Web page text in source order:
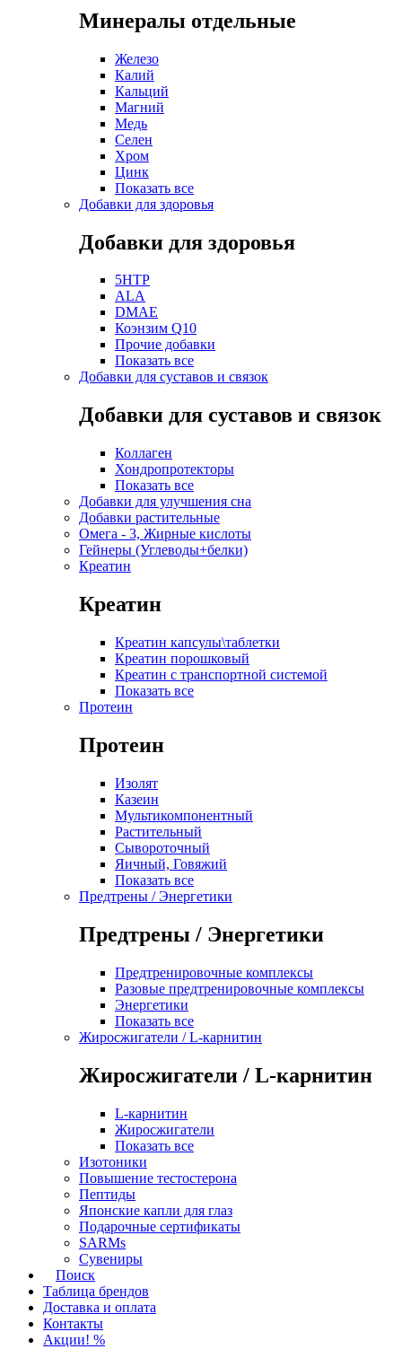
Минералы отдельные
Железо
Калий
Кальций
Магний
Медь
Селен
Хром
Цинк
Показать все
Добавки для здоровья
Добавки для здоровья
5HTP
ALA
DMAE
Коэнзим Q10
Прочие добавки
Показать все
Добавки для суставов и связок
Добавки для суставов и связок
Коллаген
Хондропротекторы
Показать все
Добавки для улучшения сна
Добавки растительные
Омега - 3, Жирные кислоты
Гейнеры (Углеводы+белки)
Креатин
Креатин
Креатин капсулы\таблетки
Креатин порошковый
Креатин с транспортной системой
Показать все
Протеин
Протеин
Изолят
Казеин
Мультикомпонентный
Растительный
Сывороточный
Яичный, Говяжий
Показать все
Предтрены / Энергетики
Предтрены / Энергетики
Предтренировочные комплексы
Разовые предтренировочные комплексы
Энергетики
Показать все
Жиросжигатели / L-карнитин
Жиросжигатели / L-карнитин
L-карнитин
Жиросжигатели
Показать все
Изотоники
Повышение тестостерона
Пептиды
Японские капли для глаз
Подарочные сертификаты
SARMs
Сувениры
Поиск
Таблица брендов
Доставка и оплата
Контакты
Акции! %